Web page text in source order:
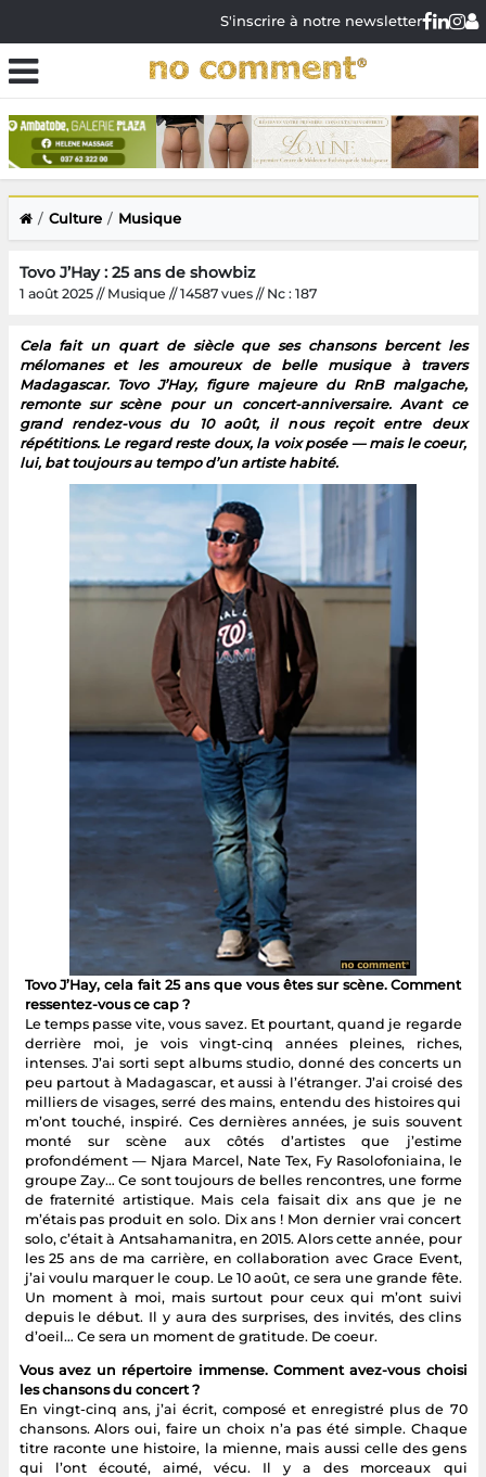
S'inscrire à notre newsletter
Culture Musique
Tovo J’Hay : 25 ans de showbiz
1 août 2025 // Musique // 14587 vues // Nc : 187
Cela fait un quart de siècle que ses chansons bercent les
mélomanes et les amoureux de belle musique à travers
Madagascar. Tovo J’Hay, figure majeure du RnB malgache,
remonte sur scène pour un concert-anniversaire. Avant ce
grand rendez-vous du 10 août, il nous reçoit entre deux
répétitions. Le regard reste doux, la voix posée — mais le coeur,
lui, bat toujours au tempo d’un artiste habité.
Tovo J’Hay, cela fait 25 ans que vous êtes sur scène. Comment
ressentez-vous ce cap ?
Le temps passe vite, vous savez. Et pourtant, quand je regarde
derrière moi, je vois vingt-cinq années pleines, riches,
intenses. J’ai sorti sept albums studio, donné des concerts un
peu partout à Madagascar, et aussi à l’étranger. J’ai croisé des
milliers de visages, serré des mains, entendu des histoires qui
m’ont touché, inspiré. Ces dernières années, je suis souvent
monté sur scène aux côtés d’artistes que j’estime
profondément — Njara Marcel, Nate Tex, Fy Rasolofoniaina, le
groupe Zay… Ce sont toujours de belles rencontres, une forme
de fraternité artistique. Mais cela faisait dix ans que je ne
m’étais pas produit en solo. Dix ans ! Mon dernier vrai concert
solo, c’était à Antsahamanitra, en 2015. Alors cette année, pour
les 25 ans de ma carrière, en collaboration avec Grace Event,
j’ai voulu marquer le coup. Le 10 août, ce sera une grande fête.
Un moment à moi, mais surtout pour ceux qui m’ont suivi
depuis le début. Il y aura des surprises, des invités, des clins
d’oeil… Ce sera un moment de gratitude. De coeur.
Vous avez un répertoire immense. Comment avez-vous choisi
les chansons du concert ?
En vingt-cinq ans, j’ai écrit, composé et enregistré plus de 70
chansons. Alors oui, faire un choix n’a pas été simple. Chaque
titre raconte une histoire, la mienne, mais aussi celle des gens
qui l’ont écouté, aimé, vécu. Il y a des morceaux qui